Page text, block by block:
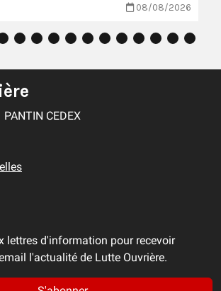
08/08/2026
CEDEX
lettres d'information pour recevoir
l'actualité de Lutte Ouvrière.